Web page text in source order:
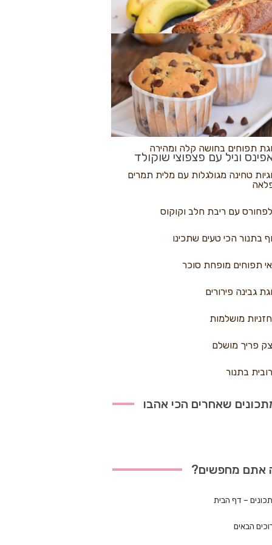
פיצה
בננות
וניל עם פצפוצי שוקולד
נקראים
תפוחים בחושה קלה ומהירה
טחינה מגולגלות עם מלית תמרים
עם ריבת חלב וקוקוס
בתנור הכי טעים שתכינו
תפוחים מופחת סוכר
גבינה פירורים
מושלמות
פריך מושלם
בתנור
שאחרים הכי אהבו
אתם מחפשים?
– דף הבית
הבאים